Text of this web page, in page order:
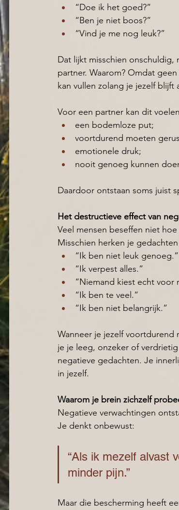
“Doe ik het goed?”
“Ben je niet boos?”
“Vind je me nog leuk?”
Dat lijkt misschien onschuldig,
partner. Waarom? Omdat
kan vullen zolang je jezelf blijft
Voor een partner kan dit
een bodemloze put;
voortdurend moeten
emotionele druk;
nooit genoeg kunnen
Daardoor ontstaan soms juist
Het destructieve effect van
Veel mensen beseffen niet
Misschien herken je gedachten
“Ik ben niet leuk genoeg.”
“Ik verpest alles.”
“Niemand kiest echt voor
“Ik ben te veel.”
“Ik ben niet belangrijk.”
Wanneer je jezelf voortdurend
je je leeg, onzeker of
negatieve gedachten. Je
in jezelf.
Waarom je brein zichzelf
Negatieve verwachtingen
Je denkt onbewust:
“Als ik mezelf alvast
minder pijn.”
Maar die bescherming heeft